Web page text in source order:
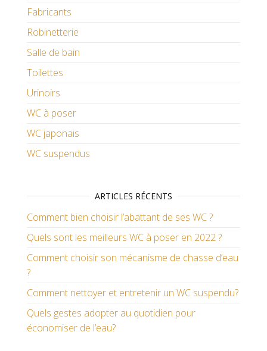
Fabricants
Robinetterie
Salle de bain
Toilettes
Urinoirs
WC à poser
WC japonais
WC suspendus
ARTICLES RÉCENTS
Comment bien choisir l’abattant de ses WC ?
Quels sont les meilleurs WC à poser en 2022 ?
Comment choisir son mécanisme de chasse d’eau
?
Comment nettoyer et entretenir un WC suspendu?
Quels gestes adopter au quotidien pour
économiser de l’eau?